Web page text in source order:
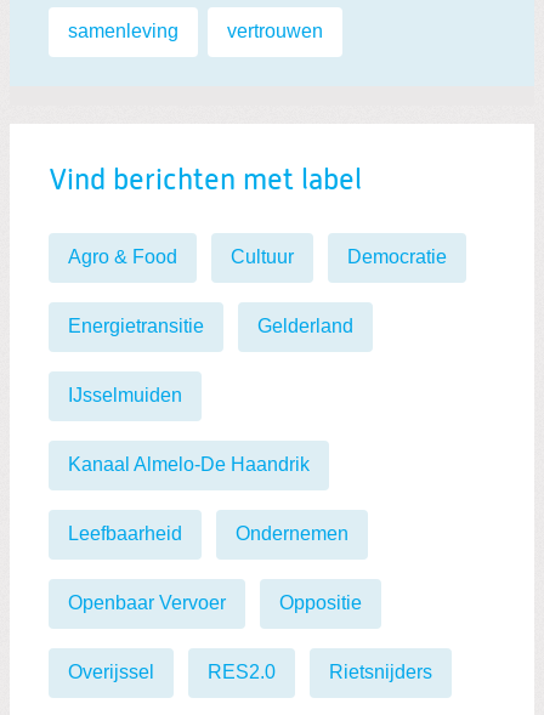
samenleving vertrouwen
Vind berichten met label
Agro & Food Cultuur Democratie
Energietransitie Gelderland
IJsselmuiden
Kanaal Almelo-De Haandrik
Leefbaarheid Ondernemen
Openbaar Vervoer Oppositie
Overijssel RES2.0 Rietsnijders